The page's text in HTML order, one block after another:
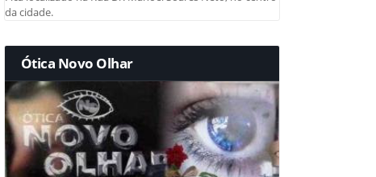
da cidade.
Ótica Novo Olhar